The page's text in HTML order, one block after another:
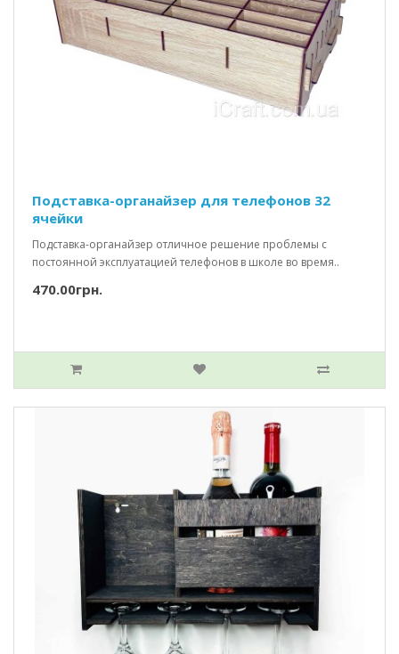
Подставка-органайзер для телефонов 32
ячейки
Подставка-органайзер отличное решение проблемы с
постоянной эксплуатацией телефонов в школе во время..
470.00грн.